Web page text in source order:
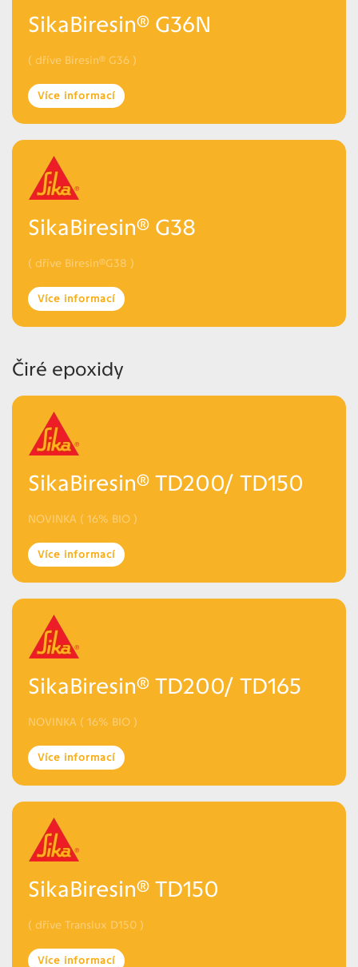
SikaBiresin® G36N
( dříve Biresin® G36 )
Více informací
SikaBiresin® G38
( dříve Biresin®G38 )
Více informací
Čiré epoxidy
SikaBiresin® TD200/ TD150
NOVINKA ( 16% BIO )
Více informací
SikaBiresin® TD200/ TD165
NOVINKA ( 16% BIO )
Více informací
SikaBiresin® TD150
( dříve Translux D150 )
Více informací